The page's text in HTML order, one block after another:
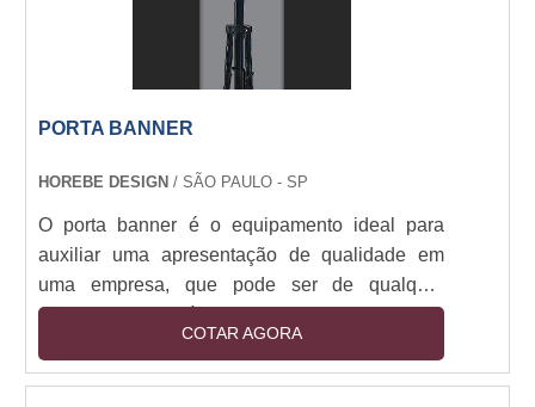
PORTA BANNER
HOREBE DESIGN / SÃO PAULO - SP
O porta banner é o equipamento ideal para
auxiliar uma apresentação de qualidade em
uma empresa, que pode ser de qualquer
segmento imaginável, com objetivo de divulgar
muitas informações importantes. Se o produto
estiver em seu estado positivo, ele dificilmente
COTAR AGORA